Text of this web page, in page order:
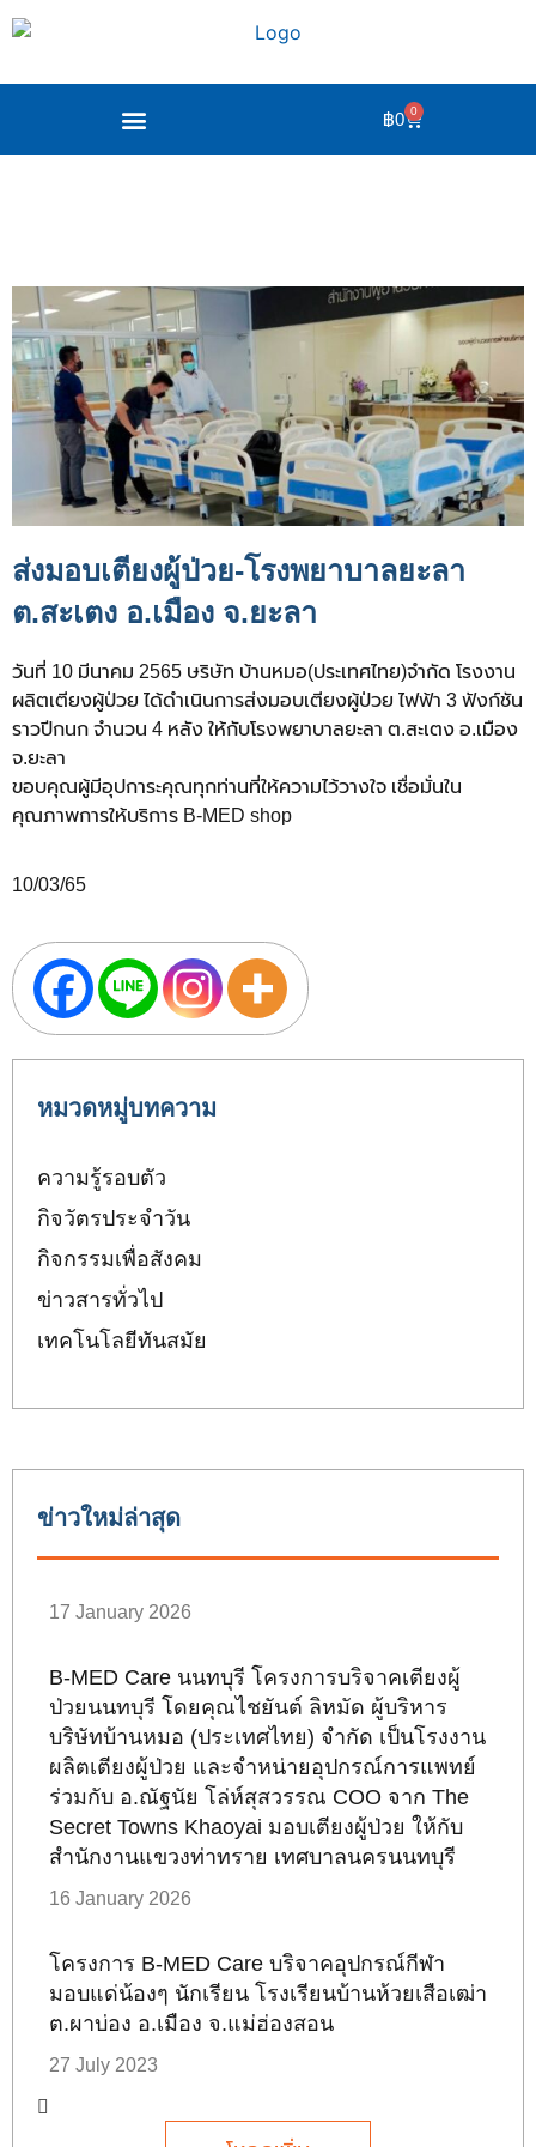
฿0 0
ส่งมอบเตียงผู้ป่วย-โรงพยาบาลยะลา
ต.สะเตง อ.เมือง จ.ยะลา
วันที่ 10 มีนาคม 2565 ษริษัท บ้านหมอ(ประเทศไทย)จำกัด โรงงาน
ผลิตเตียงผู้ป่วย ได้ดำเนินการส่งมอบเตียงผู้ป่วย ไฟฟ้า 3 ฟังก์ชัน
ราวปีกนก จำนวน 4 หลัง ให้กับโรงพยาบาลยะลา ต.สะเตง อ.เมือง
จ.ยะลา
ขอบคุณผู้มีอุปการะคุณทุกท่านที่ให้ความไว้วางใจ เชื่อมั่นใน
คุณภาพการให้บริการ B-MED shop
10/03/65
หมวดหมู่บทความ
ความรู้รอบตัว
กิจวัตรประจำวัน
กิจกรรมเพื่อสังคม
ข่าวสารทั่วไป
เทคโนโลยีทันสมัย
ข่าวใหม่ล่าสุด
17 January 2026
B-MED Care นนทบุรี โครงการบริจาคเตียงผู้
ป่วยนนทบุรี โดยคุณไชยันต์ ลิหมัด ผู้บริหาร
บริษัทบ้านหมอ (ประเทศไทย) จำกัด เป็นโรงงาน
ผลิตเตียงผู้ป่วย และจำหน่ายอุปกรณ์การแพทย์
ร่วมกับ อ.ณัฐนัย โล่ห์สุสวรรณ COO จาก The
Secret Towns Khaoyai มอบเตียงผู้ป่วย ให้กับ
สำนักงานแขวงท่าทราย เทศบาลนครนนทบุรี
16 January 2026
โครงการ B-MED Care บริจาคอุปกรณ์กีฬา
มอบแด่น้องๆ นักเรียน โรงเรียนบ้านห้วยเสือเฒ่า
ต.ผาบ่อง อ.เมือง จ.แม่ฮ่องสอน
27 July 2023